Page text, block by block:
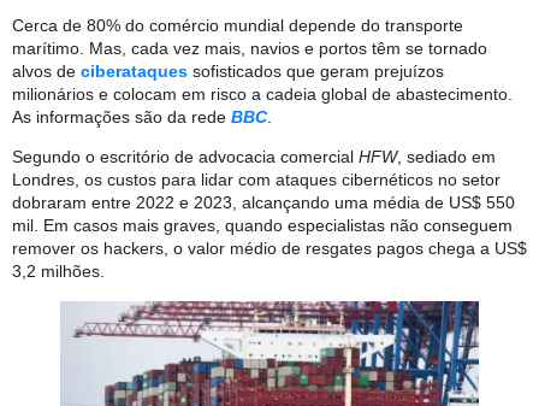
Cerca de 80% do comércio mundial depende do transporte
marítimo. Mas, cada vez mais, navios e portos têm se tornado
alvos de ciberataques sofisticados que geram prejuízos
milionários e colocam em risco a cadeia global de abastecimento.
As informações são da rede BBC.
Segundo o escritório de advocacia comercial HFW, sediado em
Londres, os custos para lidar com ataques cibernéticos no setor
dobraram entre 2022 e 2023, alcançando uma média de US$ 550
mil. Em casos mais graves, quando especialistas não conseguem
remover os hackers, o valor médio de resgates pagos chega a US$
3,2 milhões.